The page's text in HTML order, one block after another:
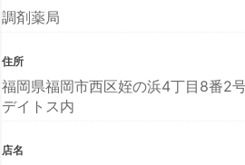
調剤薬局
住所
福岡県福岡市西区姪の浜4丁目8番2
デイトス内
店名